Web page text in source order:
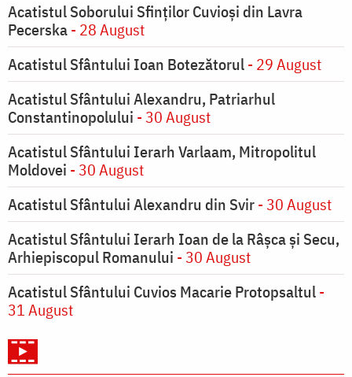
Acatistul Soborului Sfinților Cuvioși din Lavra
Pecerska- 28 August
Acatistul Sfântului Ioan Botezătorul- 29 August
Acatistul Sfântului Alexandru, Patriarhul
Constantinopolului - 30 August
Acatistul Sfântului Ierarh Varlaam, Mitropolitul
Moldovei - 30 August
Acatistul Sfântului Alexandru din Svir- 30 August
Acatistul Sfântului Ierarh Ioan de la Râşca şi Secu,
Arhiepiscopul Romanului - 30 August
Acatistul Sfântului Cuvios Macarie Protopsaltul-
31 August